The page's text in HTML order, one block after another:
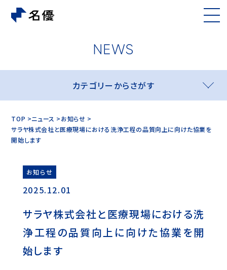
カテゴリーからさがす
TOP ニュース
お知らせ
サラヤ株式会社と医療現場における洗浄工程の品質向上に向けた協業を
開始します
お知らせ
2025.12.01
サラヤ株式会社と医療現場における洗
浄工程の品質向上に向けた協業を開
始します